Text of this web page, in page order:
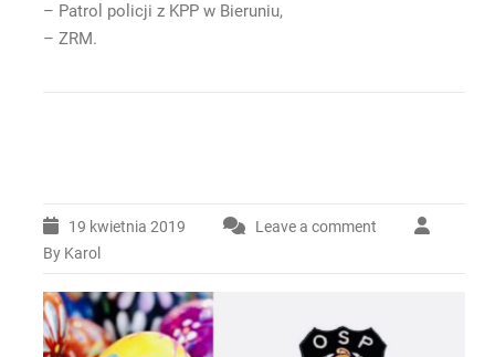
– Patrol policji z KPP w Bieruniu,
– ZRM.
19 kwietnia 2019
Leave a comment
By Karol